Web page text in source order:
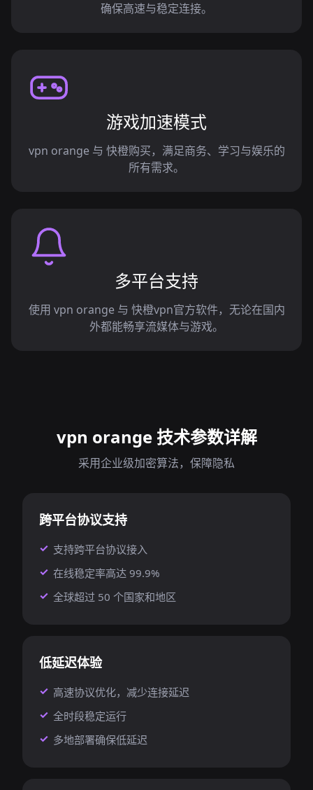
确保高速与稳定连接。
游戏加速模式
vpn orange 与 快橙购买，满足商务、学习与娱乐的
所有需求。
多平台支持
使用 vpn orange 与 快橙vpn官方软件，无论在国内
外都能畅享流媒体与游戏。
vpn orange 技术参数详解
采用企业级加密算法，保障隐私
跨平台协议支持
支持跨平台协议接入
在线稳定率高达 99.9%
全球超过 50 个国家和地区
低延迟体验
高速协议优化，减少连接延迟
全时段稳定运行
多地部署确保低延迟